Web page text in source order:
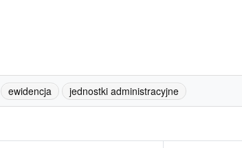
ewidencja jednostki administracyjne